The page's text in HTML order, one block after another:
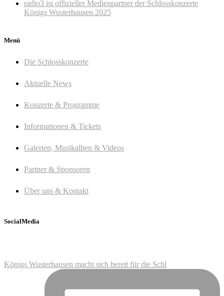
radio3 ist offizieller Medienpartner der Schlosskonzerte
Königs Wusterhausen 2025
Menü
Die Schlosskonzerte
Aktuelle News
Konzerte & Programme
Informationen & Tickets
Galerien, Musikalben & Videos
Partner & Sponsoren
Über uns & Kontakt
SocialMedia
Königs Wusterhausen macht sich bereit für die Schl